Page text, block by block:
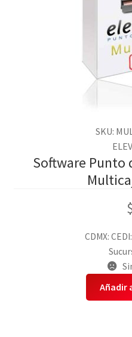
SKU:
Software Punto
CDMX:
Añadir